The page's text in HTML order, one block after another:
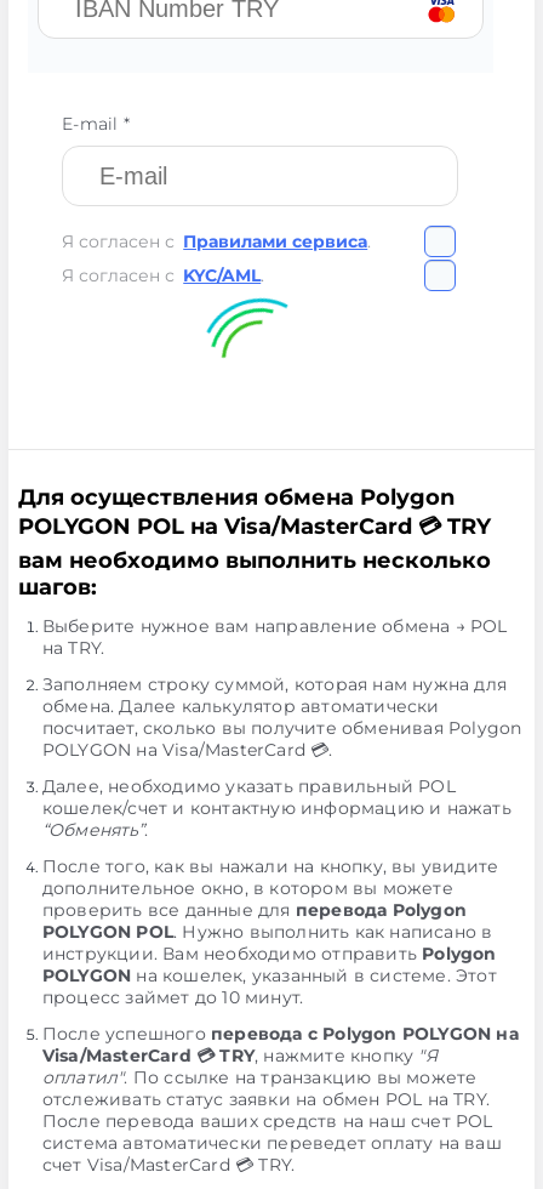
E-mail *
Я согласен с Правилами сервиса.
Я согласен с KYC/AML.
Для осуществления обмена Polygon
POLYGON POL на Visa/MasterCard 💳 TRY
вам необходимо выполнить несколько
шагов:
Выберите нужное вам направление обмена → POL
на TRY.
Заполняем строку суммой, которая нам нужна для
обмена. Далее калькулятор автоматически
посчитает, сколько вы получите обменивая Polygon
POLYGON на Visa/MasterCard 💳.
Далее, необходимо указать правильный POL
кошелек/счет и контактную информацию и нажать
“Обменять”.
После того, как вы нажали на кнопку, вы увидите
дополнительное окно, в котором вы можете
проверить все данные для перевода Polygon
POLYGON POL. Нужно выполнить как написано в
инструкции. Вам необходимо отправить Polygon
POLYGON на кошелек, указанный в системе. Этот
процесс займет до 10 минут.
После успешного перевода с Polygon POLYGON на
Visa/MasterCard 💳 TRY, нажмите кнопку "Я
оплатил". По ссылке на транзакцию вы можете
отслеживать статус заявки на обмен POL на TRY.
После перевода ваших средств на наш счет POL
система автоматически переведет оплату на ваш
счет Visa/MasterCard 💳 TRY.